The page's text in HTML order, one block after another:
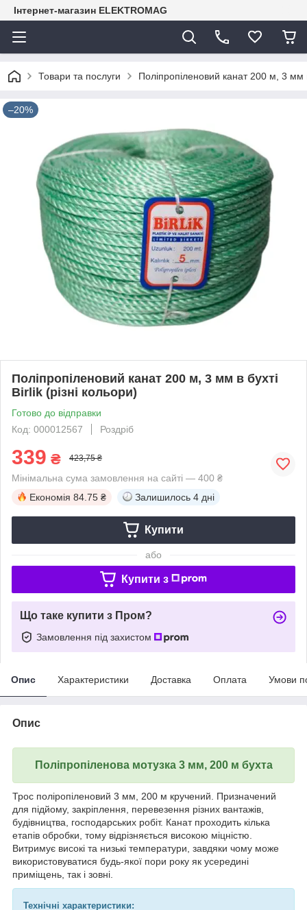
Інтернет-магазин ELEKTROMAG
Товари та послуги Поліпропіленовий канат 200 м, 3 мм
–20%
Поліпропіленовий канат 200 м, 3 мм в бухті
Birlik (різні кольори)
Готово до відправки
Код: 000012567
Роздріб
339 ₴ 423,75 ₴
Мінімальна сума замовлення на сайті — 400 ₴
Економія 84.75 ₴ Залишилось 4 дні
Купити
або
Купити з
Що таке купити з Пром?
Замовлення під захистом
Опис Характеристики Доставка Оплата Умови
Опис
Поліпропіленова мотузка 3 мм, 200 м бухта
Трос поліропіленовий 3 мм, 200 м кручений. Призначений
для підйому, закріплення, перевезення різних вантажів,
будівництва, господарських робіт. Канат проходить кілька
етапів обробки, тому відрізняється високою міцністю.
Витримує високі та низькі температури, завдяки чому може
використовуватися будь-якої пори року як усередині
приміщень, так і зовні.
Технічні характеристики: